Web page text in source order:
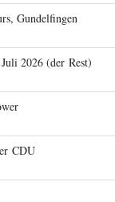
Gundelfingen
2026 (der Rest)
CDU